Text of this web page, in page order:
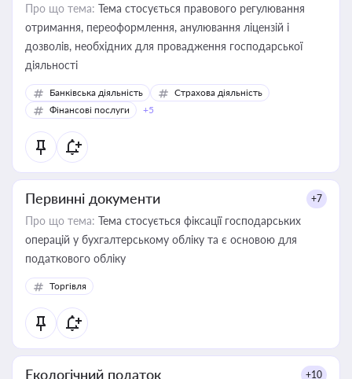
Про що тема: Тема стосується правового регулювання
отримання, переоформлення, анулювання ліцензій і
дозволів, необхідних для провадження господарської
діяльності
Банківська діяльність
Страхова діяльність
Фінансові послуги
+5
Первинні документи +7
Про що тема: Тема стосується фіксації господарських
операцій у бухгалтерському обліку та є основою для
податкового обліку
Торгівля
Екологічний податок +10